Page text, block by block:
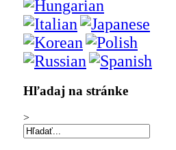
Hľadaj na stránke
>